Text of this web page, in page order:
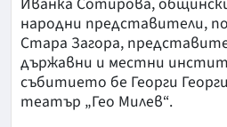
народни представители,
Стара Загора,
държавни и местни
събитието бе Георги
театър „Гео Милев“.